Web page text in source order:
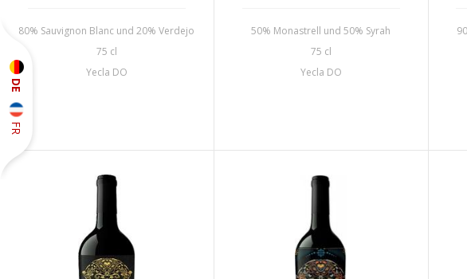
DE
FR
80% Sauvignon Blanc und 20% Verdejo
75 cl
Yecla DO
50% Monastrell und 50% Syrah
75 cl
Yecla DO